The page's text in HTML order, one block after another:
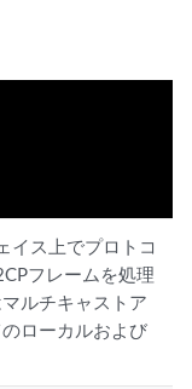
イス上でプロトコ
フレームを処理
ルチキャストア
ローカルおよび